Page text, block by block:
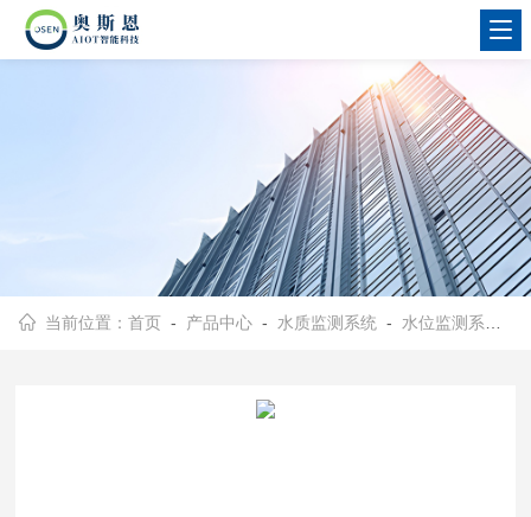
当前位置：首页 - 产品中心 - 水质监测系统 - 水位监测系统